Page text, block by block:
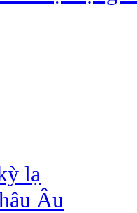
lạ
Âu